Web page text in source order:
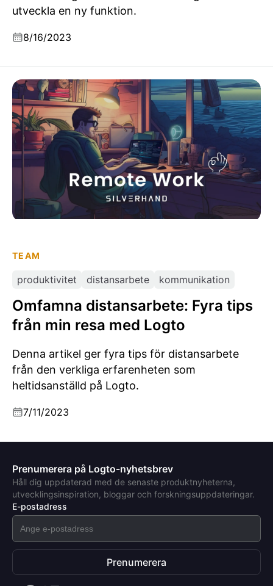
utveckla en ny funktion.
8/16/2023
TEAM
produktivitet distansarbete kommunikation
Omfamna distansarbete: Fyra tips
från min resa med Logto
Denna artikel ger fyra tips för distansarbete
från den verkliga erfarenheten som
heltidsanställd på Logto.
7/11/2023
Omfamna distansarbete: Fyra tips från min resa med
Logto
Prenumerera på Logto-nyhetsbrev
Håll dig uppdaterad med de senaste produktnyheterna,
utvecklingsinspiration, bloggar och forskningsuppdateringar.
E-postadress
Prenumerera